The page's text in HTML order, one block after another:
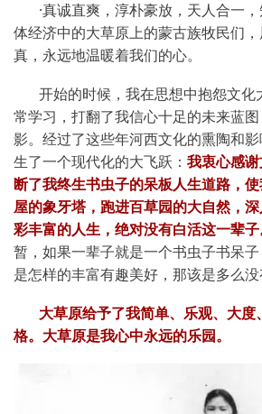
·真诚直爽，淳朴豪放，天人合一
体经济中的大草原上的蒙古族牧民们
真，永远地温暖着我们的心。
开始的时候，我在思想中抱怨文化
常学习，打翻了我信心十足的未来蓝
影。经过了这些年河西文化的熏陶和
生了一个现代化的大飞跃： 我衷心感
断了我终生书虫子的呆板人生道路，
屋的象牙塔，跑进百草园的大自然，
彩丰富的人生，绝对没有白活这一辈子
暂，如果一辈子就是一个书虫子书呆
是怎样的丰富有趣美好，那该是多么没
大草原给予了我简单、乐观、大度
格。大草原是我心中永远的乐园。